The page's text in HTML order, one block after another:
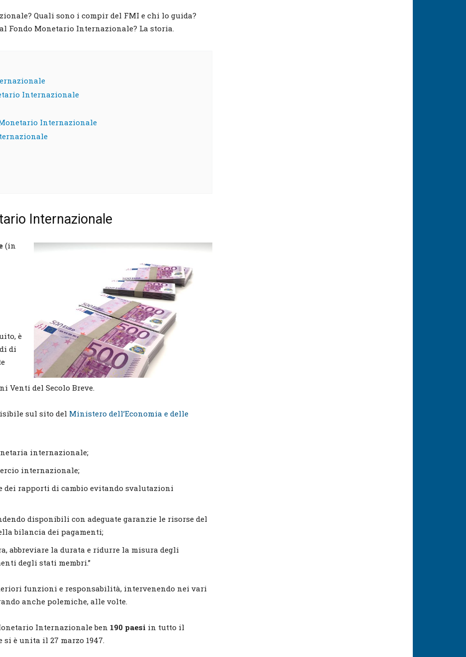
Quali sono i compir del FMI e chi lo guida?
Fondo Monetario Internazionale? La storia.
Internazionale
Internazionale
Internazionale
(in
è
di
Venti del Secolo Breve.
sul sito del Ministero dell’Economia e delle
internazionale;
internazionale;
dei rapporti di cambio evitando svalutazioni
disponibili con adeguate garanzie le risorse del
bilancia dei pagamenti;
abbreviare la durata e ridurre la misura degli
degli stati membri.”
funzioni e responsabilità, intervenendo nei vari
anche polemiche, alle volte.
Internazionale ben 190 paesi in tutto il
si è unita il 27 marzo 1947.